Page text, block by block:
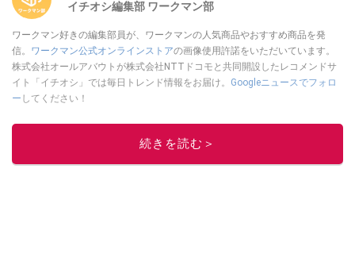
イチオシ編集部 ワークマン部
ワークマン好きの編集部員が、ワークマンの人気商品やおすすめ商品を発
信。 ワークマン公式オンラインストアの画像使用許諾をいただいています。
株式会社オールアバウトが株式会社NTTドコモと共同開設したレコメンドサ
イト「イチオシ」では毎日トレンド情報をお届け。 Googleニュースでフォロ
ー してください！
このイチオシストの他の記事を読む
続きを読む＞